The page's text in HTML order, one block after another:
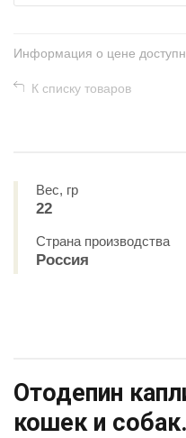
Информация о цене
К списку товаров
Вес, гр
22
Страна производства
Россия
Отодепин
кошек и собак.